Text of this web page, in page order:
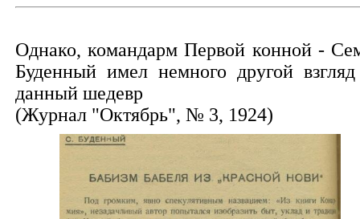
Однако, командарм Первой конной -
Буденный имел немного другой
данный шедевр
(Журнал "Октябрь", № 3, 1924)